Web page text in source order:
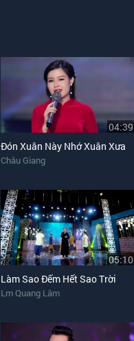
04:39
Đón Xuân Này Nhớ Xuân Xưa
Châu Giang
05:10
Làm Sao Đếm Hết Sao Trời
Lm Quang Lâm